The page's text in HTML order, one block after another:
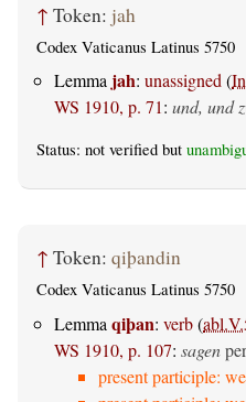
↑ Token: jah
Codex Vaticanus Latinus 5750
Lemma jah: unassigned(
WS 1910, p. 71: und, und
Status: not verified but
↑ Token: qiþandin
Codex Vaticanus Latinus 5750
Lemma qiþan: verb(
WS 1910, p. 107: sagen
present participle: